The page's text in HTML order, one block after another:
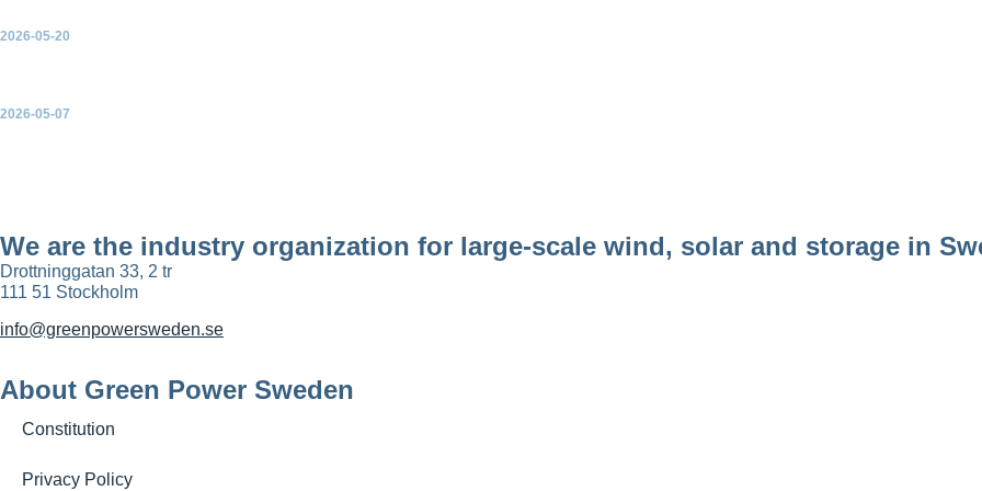
2026-05-20
2026-05-07
We are the industry organization for large-scale wind, solar and storage in
Drottninggatan 33, 2 tr
111 51 Stockholm
info@greenpowersweden.se
About Green Power Sweden
Constitution
Privacy Policy